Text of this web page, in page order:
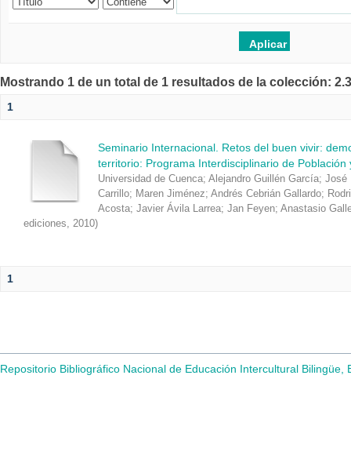
Mostrando 1 de un total de 1 resultados de la colección:
1
Seminario Internacional. Retos del buen vivir:
territorio: Programa Interdisciplinario de
Universidad de Cuenca; Alejandro Guillén García; José
Carrillo; Maren Jiménez; Andrés Cebrián Gallardo;
Acosta; Javier Ávila Larrea; Jan Feyen; Anastasio
ediciones, 2010)
1
Repositorio Bibliográfico Nacional de Educación Intercultural